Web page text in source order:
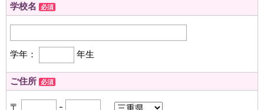
学校名 必須
学年： 年生
ご住所 必須
〒 -